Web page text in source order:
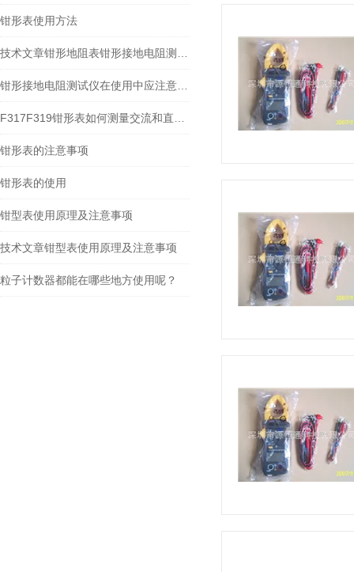
钳形表使用方法
钳形表的注意事项
钳形表的使用
钳型表使用原理及注意事项
技术文章钳型表使用原理及注意事项
粒子计数器都能在哪些地方使用呢？